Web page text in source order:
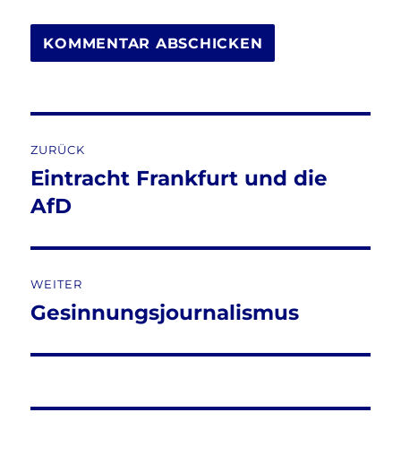
ZURÜCK
Vorheriger
Beitrag:
Eintracht Frankfurt und die
AfD
WEITER
Nächster
Gesinnungsjournalismus